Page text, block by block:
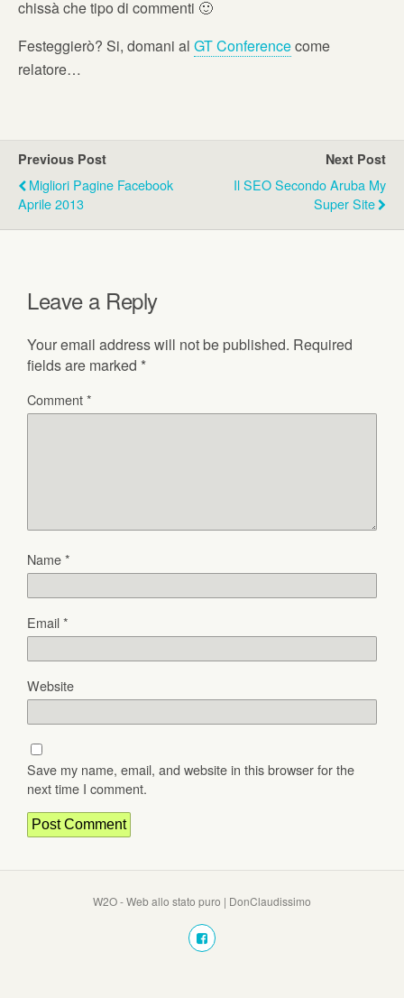
chissà che tipo di commenti 🙂
Festeggierò? Si, domani al GT Conferencecome
relatore…
Previous Post
Migliori Pagine Facebook
Aprile 2013
Next Post
Il SEO Secondo Aruba My
Super Site
Leave a Reply
Your email address will not be published. Required
fields are marked *
Comment*
Name*
Email*
Website
Save my name, email, and website in this browser for the
next time I comment.
W2O - Web allo stato puro | DonClaudissimo